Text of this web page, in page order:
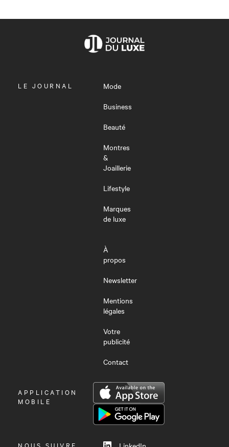
OUVRIR
LE JOURNAL
Mode
Business
Beauté
Montres
&
Joaillerie
Lifestyle
Marques
de luxe
À
propos
Newsletter
Mentions
légales
Votre
publicité
Contact
OUVRIR
LE
APPLICATION
MOBILE